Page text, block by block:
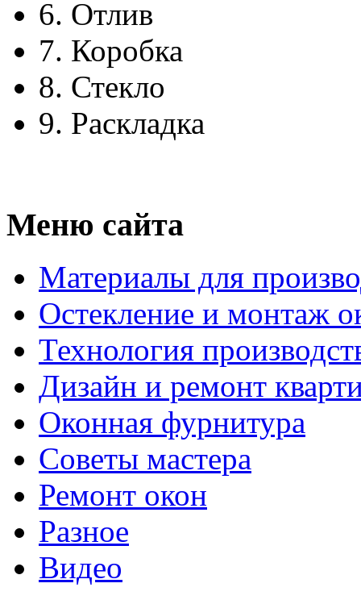
6. Отлив
7. Коробка
8. Стекло
9. Раскладка
Меню сайта
Материалы для
Остекление и монтаж
Технология
Дизайн и ремонт
Оконная фурнитура
Советы мастера
Ремонт окон
Разное
Видео